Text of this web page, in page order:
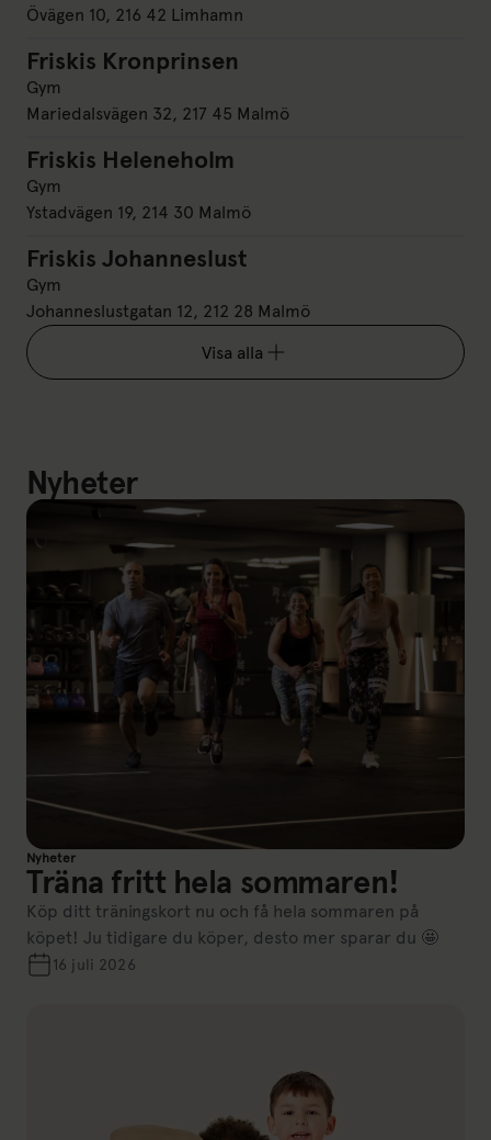
Övägen 10, 216 42 Limhamn
Friskis Kronprinsen
Friskis Kronprinsen
Gym
Mariedalsvägen 32, 217 45 Malmö
Friskis Heleneholm
Friskis Heleneholm
Gym
Ystadvägen 19, 214 30 Malmö
Friskis Johanneslust
Friskis Johanneslust
Gym
Johanneslustgatan 12, 212 28 Malmö
Visa alla
Nyheter
Nyheter
Träna fritt hela sommaren!
Köp ditt träningskort nu och få hela sommaren på
köpet! Ju tidigare du köper, desto mer sparar du 🤩
16 juli 2026